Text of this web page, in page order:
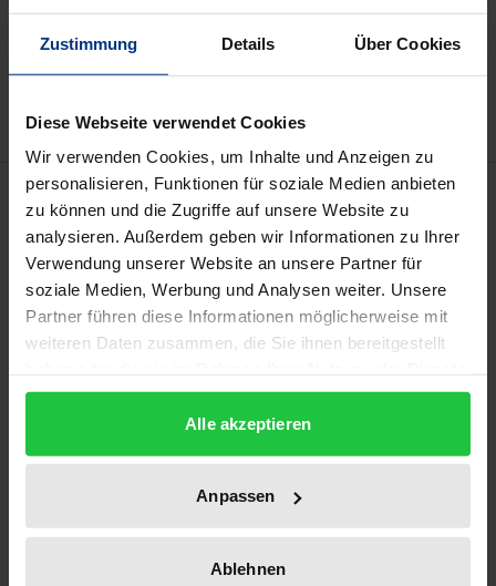
Zustimmung Details Über Cookies
Diese Webseite verwendet Cookies
Wir verwenden Cookies, um Inhalte und Anzeigen zu
personalisieren, Funktionen für soziale Medien anbieten
zu können und die Zugriffe auf unsere Website zu
analysieren. Außerdem geben wir Informationen zu Ihrer
Verwendung unserer Website an unsere Partner für
soziale Medien, Werbung und Analysen weiter. Unsere
Partner führen diese Informationen möglicherweise mit
weiteren Daten zusammen, die Sie ihnen bereitgestellt
gesammelt haben.
Alle akzeptieren
Anpassen
Ablehnen
In den Warenkorb
Zur Wunschliste hinzufügen
Hinweise zu Versandkosten
Beschreibung
Die Arbeit widmet sich dem oftmals
vernachlässigten strafrechtlichen Schutz von
Persönlichkeitsrechten im Geistigen Eigentum.
Durch die zunehmende Digitalisierung und
Zusammenhang mit dem Schutz von
sowie der Rechtsphilosophie betreffen.
Den Schwerpunkt bildet die Auseinandersetzung mit
der Strafwürdig- und -bedürftigkeit von